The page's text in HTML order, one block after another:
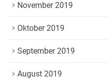
November 2019
Oktober 2019
September 2019
August 2019